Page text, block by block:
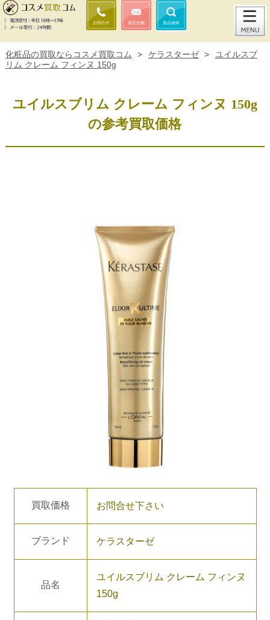
化粧品の買取ならコスメ買取コム > ケラスターゼ >
ユイルスブ
リム クレーム フィンヌ 150g
ユイルスブリム クレーム フィンヌ 150g
の参考買取価格
買取価格 お問合せ下さい
ブランド ケラスターゼ
品名
ユイルスブリム クレーム フィンヌ
150g